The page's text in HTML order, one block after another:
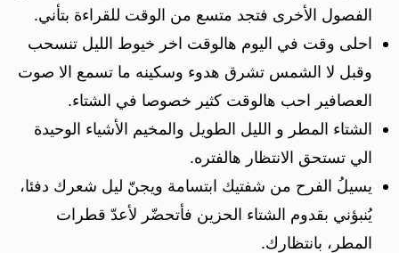
الفصول الأخرى فتجد متسع من الوقت للقراءة بتأني.
احلى وقت في اليوم هالوقت اخر خيوط الليل تنسحب
وقبل لا الشمس تشرق هدوء وسكينه ما تسمع الا صوت
العصافير احب هالوقت كثير خصوصا في الشتاء.
الشتاء المطر و الليل الطويل والمخيم الأشياء الوحيدة
الي تستحق الانتظار هالفتره.
يسيلُ الفرح من شفتيك ابتسامة ويجنّ ليل شعرك دفئا،
يُنبؤني بقدوم الشتاء الحزين فأتحضّر لأعدّ قطرات
المطر، بانتظارك.